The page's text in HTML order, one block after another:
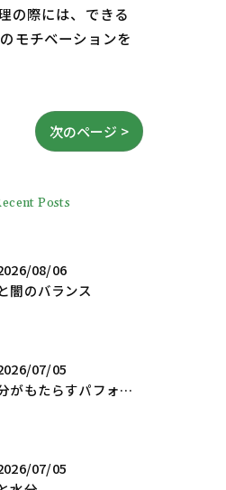
の際には、できる
モチベーションを
次のページ >
Posts
08/06
闇のバランス
07/05
水分がもたらすパフォーマンスへの影響
07/05